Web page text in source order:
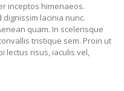
inceptos himenaeos.
lacinia nunc.
quam. In scelerisque
tristique sem. Proin ut
lectus risus, iaculis vel,